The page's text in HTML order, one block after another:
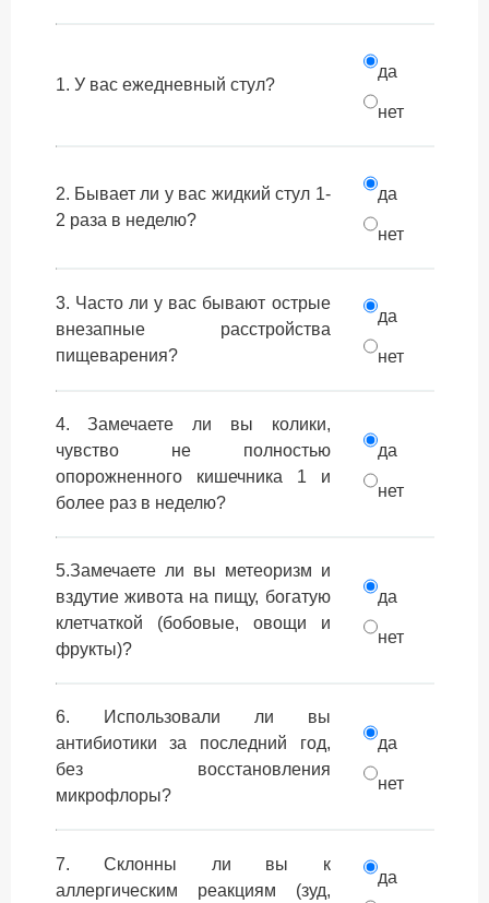
1. У вас ежедневный стул?
да
нет
2. Бывает ли у вас жидкий стул 1-
2 раза в неделю?
да
нет
3. Часто ли у вас бывают острые
внезапные расстройства
пищеварения?
да
нет
4. Замечаете ли вы колики,
чувство не полностью
опорожненного кишечника 1 и
более раз в неделю?
да
нет
5.Замечаете ли вы метеоризм и
вздутие живота на пищу, богатую
клетчаткой (бобовые, овощи и
фрукты)?
да
нет
6. Использовали ли вы
антибиотики за последний год,
без восстановления
микрофлоры?
да
нет
7. Склонны ли вы к
аллергическим реакциям (зуд,
да